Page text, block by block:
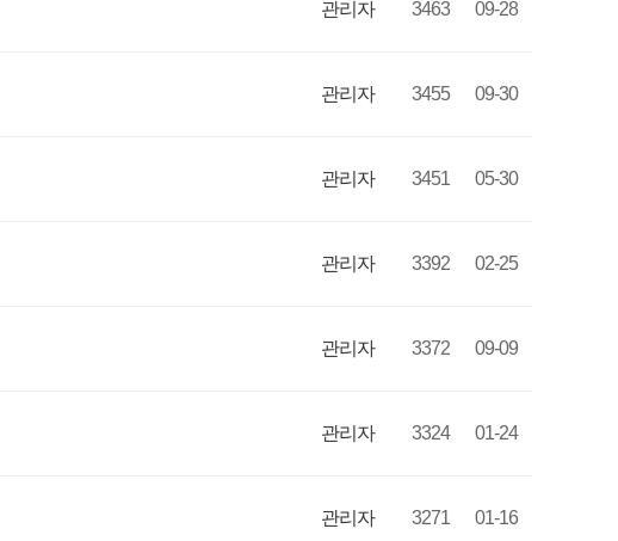
관리자 3463 09-28
관리자 3455 09-30
관리자 3451 05-30
관리자 3392 02-25
관리자 3372 09-09
관리자 3324 01-24
관리자 3271 01-16